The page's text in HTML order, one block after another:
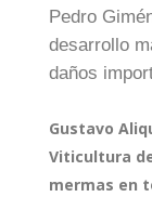
Pedro
desarrollo
daños
Gustavo
Viticultura
mermas en